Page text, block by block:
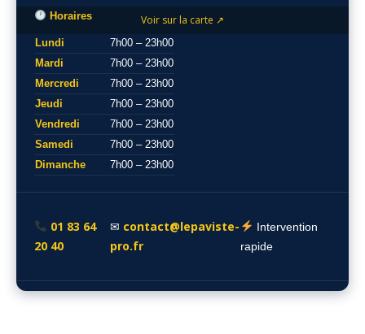
Voir sur la carte ↗
Horaires
Lundi
7h00 – 23h00
Mardi
7h00 – 23h00
Mercredi
7h00 – 23h00
Jeudi
7h00 – 23h00
Vendredi
7h00 – 23h00
Samedi
7h00 – 23h00
Dimanche
7h00 – 23h00
01 83 64
20 40
✉ contact@lepaviste-
pro.fr
Intervention
rapide